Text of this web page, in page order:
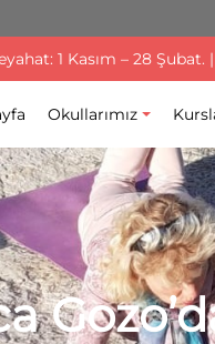
1 Kasım – 28 Şubat. |
Okullarımız